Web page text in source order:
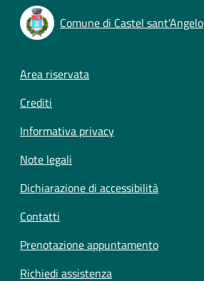
Comune di Castel sant'Angelo
Footer menu
Area riservata
Crediti
Informativa privacy
Note legali
Dichiarazione di accessibilità
Contatti
Prenotazione appuntamento
Richiedi assistenza